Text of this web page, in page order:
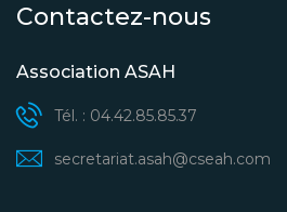
Contactez-nous
Association ASAH
Tél. : 04.42.85.85.37
secretariat.asah@cseah.com